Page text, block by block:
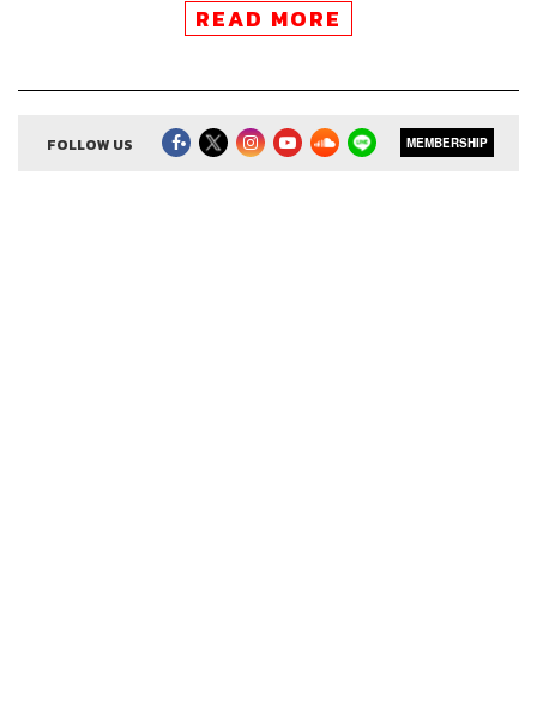
สามารถฟังพอดแคสต์ The Secret Sauce
READ MORE
FOLLOW US MEMBERSHIP